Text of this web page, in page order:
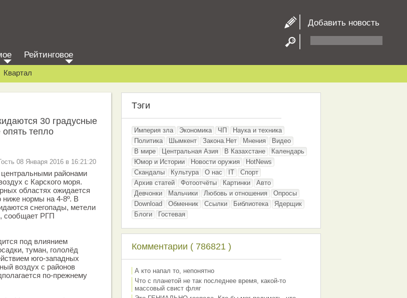
Добавить новость
Рейтинговое
Квартал
30 градусные
тепло
08 Января 2016 в 16:21:20
районами
с Карского моря.
областях ожидается
ниже нормы на 4-8º. В
снегопады, метели
сообщает РГП
под влиянием
туман, гололёд
юго-западных
воздух с районов
по-прежнему
Тэги
Империя зла Экономика ЧП
Наука и техника
Политика
Шымкент Закона.Нет Мнения
Видео
В мире
Центральная Азия В Казахстане
Календарь
Юмор и Истории
Новости оружия
HotNews
Скандалы
Культура О нас IT
Спорт
Архив статей
Фотоотчёты Картинки
Авто
Девчонки
Мальчики Любовь и отношения
Опросы
Download
Обменник Ссылки Библиотека
Ядерщик
Блоги
Гостевая
Комментарии ( 786821 )
А кто напал то, непонятно
Что с планетой не так последнее время, какой-то
массовый свист фляг